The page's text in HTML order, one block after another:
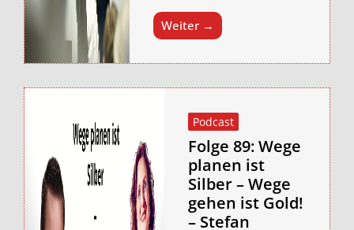
Weiter →
Podcast
Folge 89: Wege
planen ist
Silber – Wege
gehen ist Gold!
– Stefan